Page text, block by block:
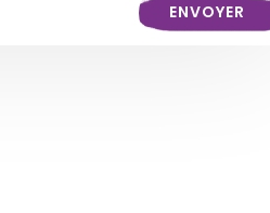
ENVOYER